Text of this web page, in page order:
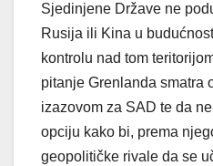
Sjedinjene Države ne
Rusija ili Kina u
kontrolu nad tom
pitanje Grenlanda smatra
izazovom za SAD te da
opciju kako bi, prema
geopolitičke rivale da se